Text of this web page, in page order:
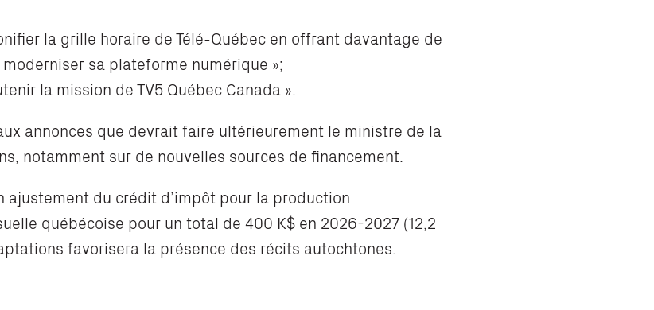
la grille horaire de Télé-Québec en offrant davantage de
sa plateforme numérique »;
la mission de TV5 Québec Canada ».
annonces que devrait faire ultérieurement le ministre de la
notamment sur de nouvelles sources de financement.
ajustement du crédit d’impôt pour la production
québécoise pour un total de 400 K$ en 2026-2027 (12,2
favorisera la présence des récits autochtones.